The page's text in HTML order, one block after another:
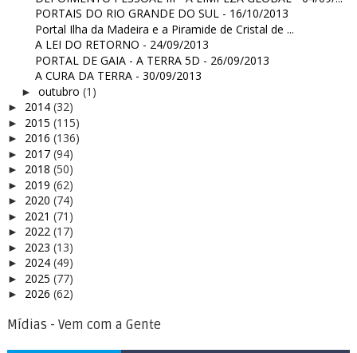
PORTAIS DO RIO GRANDE DO SUL - 16/10/2013
Portal Ilha da Madeira e a Piramide de Cristal de ...
A LEI DO RETORNO - 24/09/2013
PORTAL DE GAIA - A TERRA 5D - 26/09/2013
A CURA DA TERRA - 30/09/2013
► outubro (1)
► 2014 (32)
► 2015 (115)
► 2016 (136)
► 2017 (94)
► 2018 (50)
► 2019 (62)
► 2020 (74)
► 2021 (71)
► 2022 (17)
► 2023 (13)
► 2024 (49)
► 2025 (77)
► 2026 (62)
Mídias - Vem com a Gente